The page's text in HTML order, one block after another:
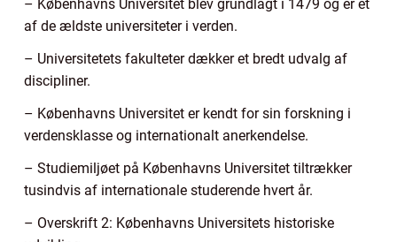
– Københavns Universitet blev grundlagt i 1479 og er et
af de ældste universiteter i verden.
– Universitetets fakulteter dækker et bredt udvalg af
discipliner.
– Københavns Universitet er kendt for sin forskning i
verdensklasse og internationalt anerkendelse.
– Studiemiljøet på Københavns Universitet tiltrækker
tusindvis af internationale studerende hvert år.
– Overskrift 2: Københavns Universitets historiske